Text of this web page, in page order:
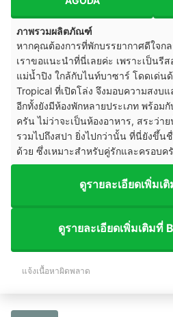
ภาพรวมผลิตภัณฑ์
หากคุณต้องการที่พักบรรยากาศดีใจกล
เราขอแนะนำที่นี่เลยค่ะ เพราะเป็นรี
แม่น้ำปิง ใกล้กับไนท์บาซาร์ โดดเด่น
Tropical ที่เปิดโล่ง จึงมอบความสงบ
อีกทั้งยังมีห้องพักหลายประเภท พร้อม
ครัน ไม่ว่าจะเป็นห้องอาหาร, สระว่า
รวมไปถึงสปา ยิ่งไปกว่านั้น ที่นี่ยังขึ้นชื่
ด้วย ซึ่งเหมาะสำหรับคู่รักและครอบค
ดูรายละเอียดเพิ่มเ
ดูรายละเอียดเพิ่มเติมที่
แจ้งเนื้อหาผิดพลาด